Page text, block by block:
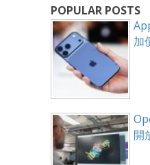
POPULAR POSTS
加
開